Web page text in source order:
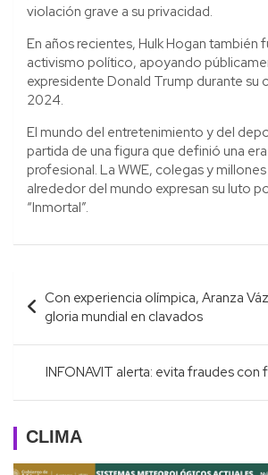
violación grave a su privacidad.
En años recientes, Hulk Hogan también
activismo político, apoyando
expresidente Donald Trump durante su
2024.
El mundo del entretenimiento y del
partida de una figura que definió una era
profesional. La WWE, colegas y
alrededor del mundo expresan su luto
“Inmortal”.
Navegación
de
entradas
Con experiencia olímpica, Aranza
gloria mundial en clavados
INFONAVIT alerta: evita fraudes con
CLIMA